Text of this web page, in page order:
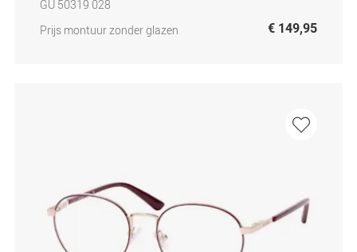
GU 50319 028
Prijs montuur zonder glazen
€ 149,95